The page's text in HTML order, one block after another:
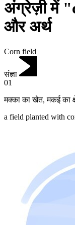
अंग्रेज़ी में
और अर्थ
Corn field
संज्ञा
01
मक्का का खेत,मकई का
a field planted with